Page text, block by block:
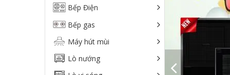
Bếp Điện
Bếp gas
Máy hút mùi
Lò nướng